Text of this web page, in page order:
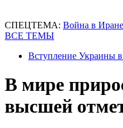
СПЕЦТЕМА: Война в Иране
ВСЕ ТЕМЫ
Вступление Украины
В мире
высшей